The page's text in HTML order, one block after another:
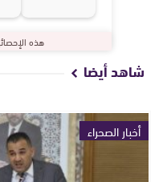
هذه
شاهد أيضا
أخبار الصحراء